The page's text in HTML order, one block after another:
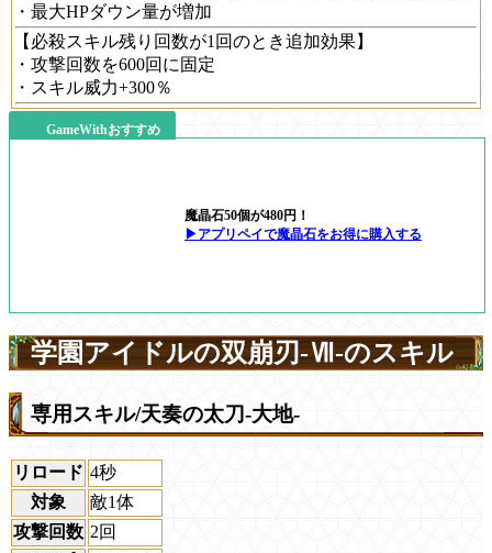
・最大HPダウン量が増加
【必殺スキル残り回数が1回のとき追加効果】
・攻撃回数を600回に固定
・スキル威力+300％
GameWithおすすめ
魔晶石50個が480円！
▶アプリペイで魔晶石をお得に購入する
学園アイドルの双崩刃-Ⅶ-のスキル
専用スキル/天奏の太刀-大地-
リロード 4秒
対象
敵1体
攻撃回数 2回